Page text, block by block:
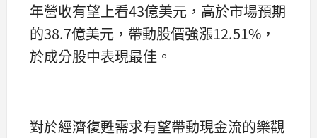
年營收有望上看43億美元，高於市場預期
的38.7億美元，帶動股價強漲12.51%，
於成分股中表現最佳。
對於經濟復甦需求有望帶動現金流的樂觀